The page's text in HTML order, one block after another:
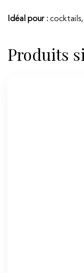
Idéal pour : cocktails,
Produits